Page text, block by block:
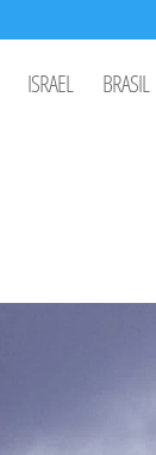
ISRAEL BRASIL